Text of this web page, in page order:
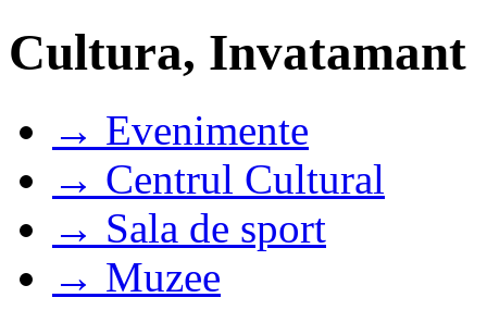
Cultura, Invatamant
→ Evenimente
→ Centrul Cultural
→ Sala de sport
→ Muzee